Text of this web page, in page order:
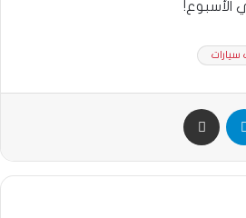
سيارات
تيلقرام